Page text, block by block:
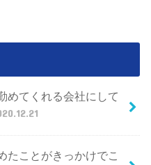
めてくれる会社にして
たことがきっかけでこ